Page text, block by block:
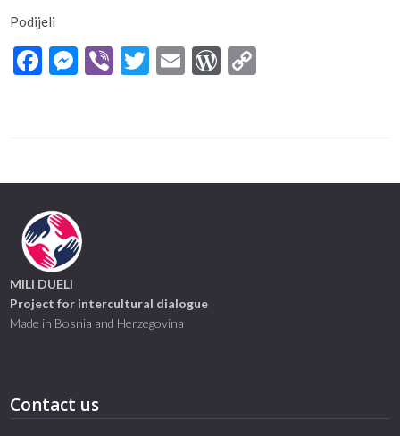
Podijeli
Facebook
Messenger
ViberTwitter
EmailWordPress
MILI DUELI
Project for intercultural dialogue
Made in Bosnia and Herzegovina
Contact us